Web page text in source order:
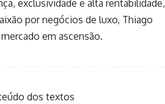
exclusividade e alta rentabilidade,
por negócios de luxo, Thiago
em ascensão.
dos textos